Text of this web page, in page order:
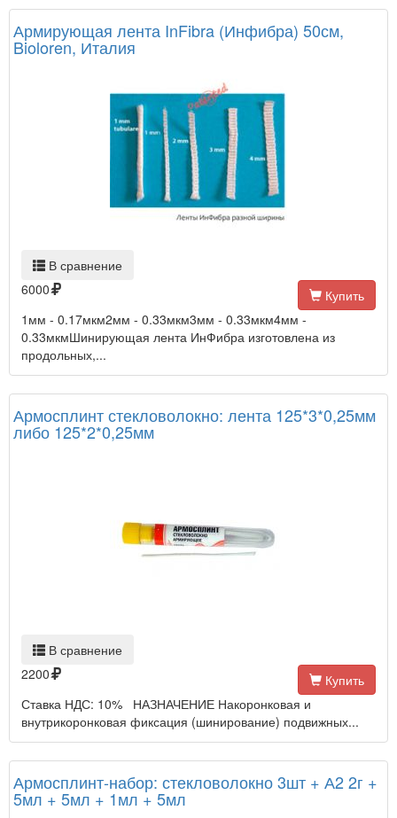
Армирующая лента InFibra (Инфибра) 50см,
Bioloren, Италия
В сравнение
6000
Купить
1мм - 0.17мкм2мм - 0.33мкм3мм - 0.33мкм4мм -
0.33мкмШинирующая лента ИнФибра изготовлена из
продольных,...
Армосплинт стекловолокно: лента 125*3*0,25мм
либо 125*2*0,25мм
В сравнение
2200
Купить
Ставка НДС: 10% НАЗНАЧЕНИЕ Накоронковая и
внутрикоронковая фиксация (шинирование) подвижных...
Армосплинт-набор: стекловолокно 3шт + А2 2г +
5мл + 5мл + 1мл + 5мл